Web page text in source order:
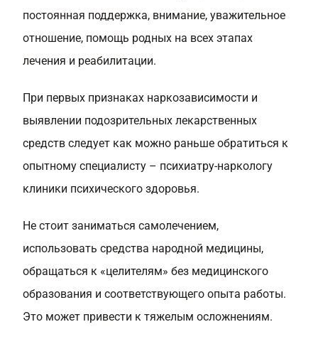
постоянная поддержка, внимание, уважительное
отношение, помощь родных на всех этапах
лечения и реабилитации.
При первых признаках наркозависимости и
выявлении подозрительных лекарственных
средств следует как можно раньше обратиться к
опытному специалисту – психиатру-наркологу
клиники психического здоровья.
Не стоит заниматься самолечением,
использовать средства народной медицины,
обращаться к «целителям» без медицинского
образования и соответствующего опыта работы.
Это может привести к тяжелым осложнениям.